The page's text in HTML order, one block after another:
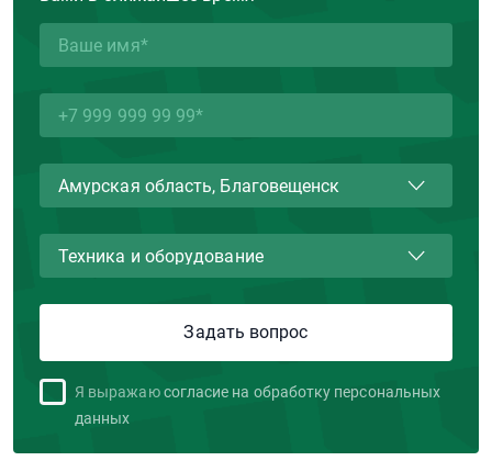
Я выражаю согласие на обработку персональных
данных